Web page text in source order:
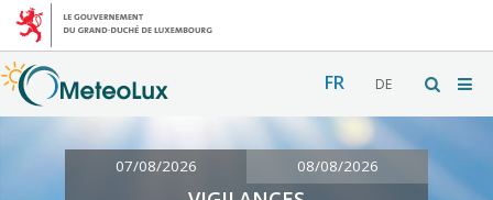
FR DE
07/08/2026 08/08/2026